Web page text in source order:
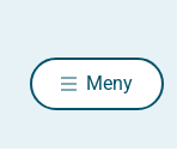
Meny